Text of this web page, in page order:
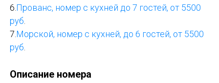
6. Прованс, номер с кухней до 7 гостей, от 5500
руб
7. Морской, номер с кухней, до 6 гостей, от 5500
руб
Описание номера